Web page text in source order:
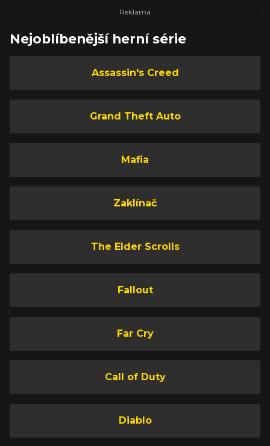
Nejoblíbenější herní série
Assassin's Creed
Grand Theft Auto
Mafia
Zaklínač
The Elder Scrolls
Fallout
Far Cry
Call of Duty
Diablo